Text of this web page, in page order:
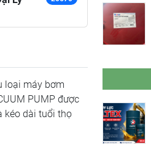
loại máy bơm
PUMP được
kéo dài tuổi thọ